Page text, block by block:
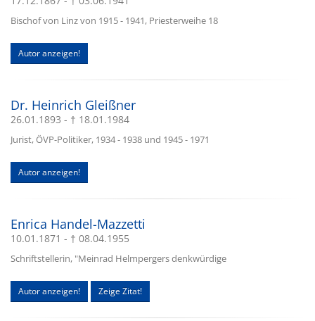
Bischof von Linz von 1915 - 1941, Priesterweihe 18
Autor anzeigen!
Dr. Heinrich Gleißner
26.01.1893 - † 18.01.1984
Jurist, ÖVP-Politiker, 1934 - 1938 und 1945 - 1971
Autor anzeigen!
Enrica Handel-Mazzetti
10.01.1871 - † 08.04.1955
Schriftstellerin, "Meinrad Helmpergers denkwürdige
Autor anzeigen! Zeige Zitat!